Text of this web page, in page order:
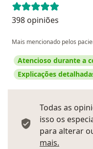
398 opiniões
Mais mencionado pelos
Atencioso durante a
Explicações
Todas as
isso os
para alterar
mais.